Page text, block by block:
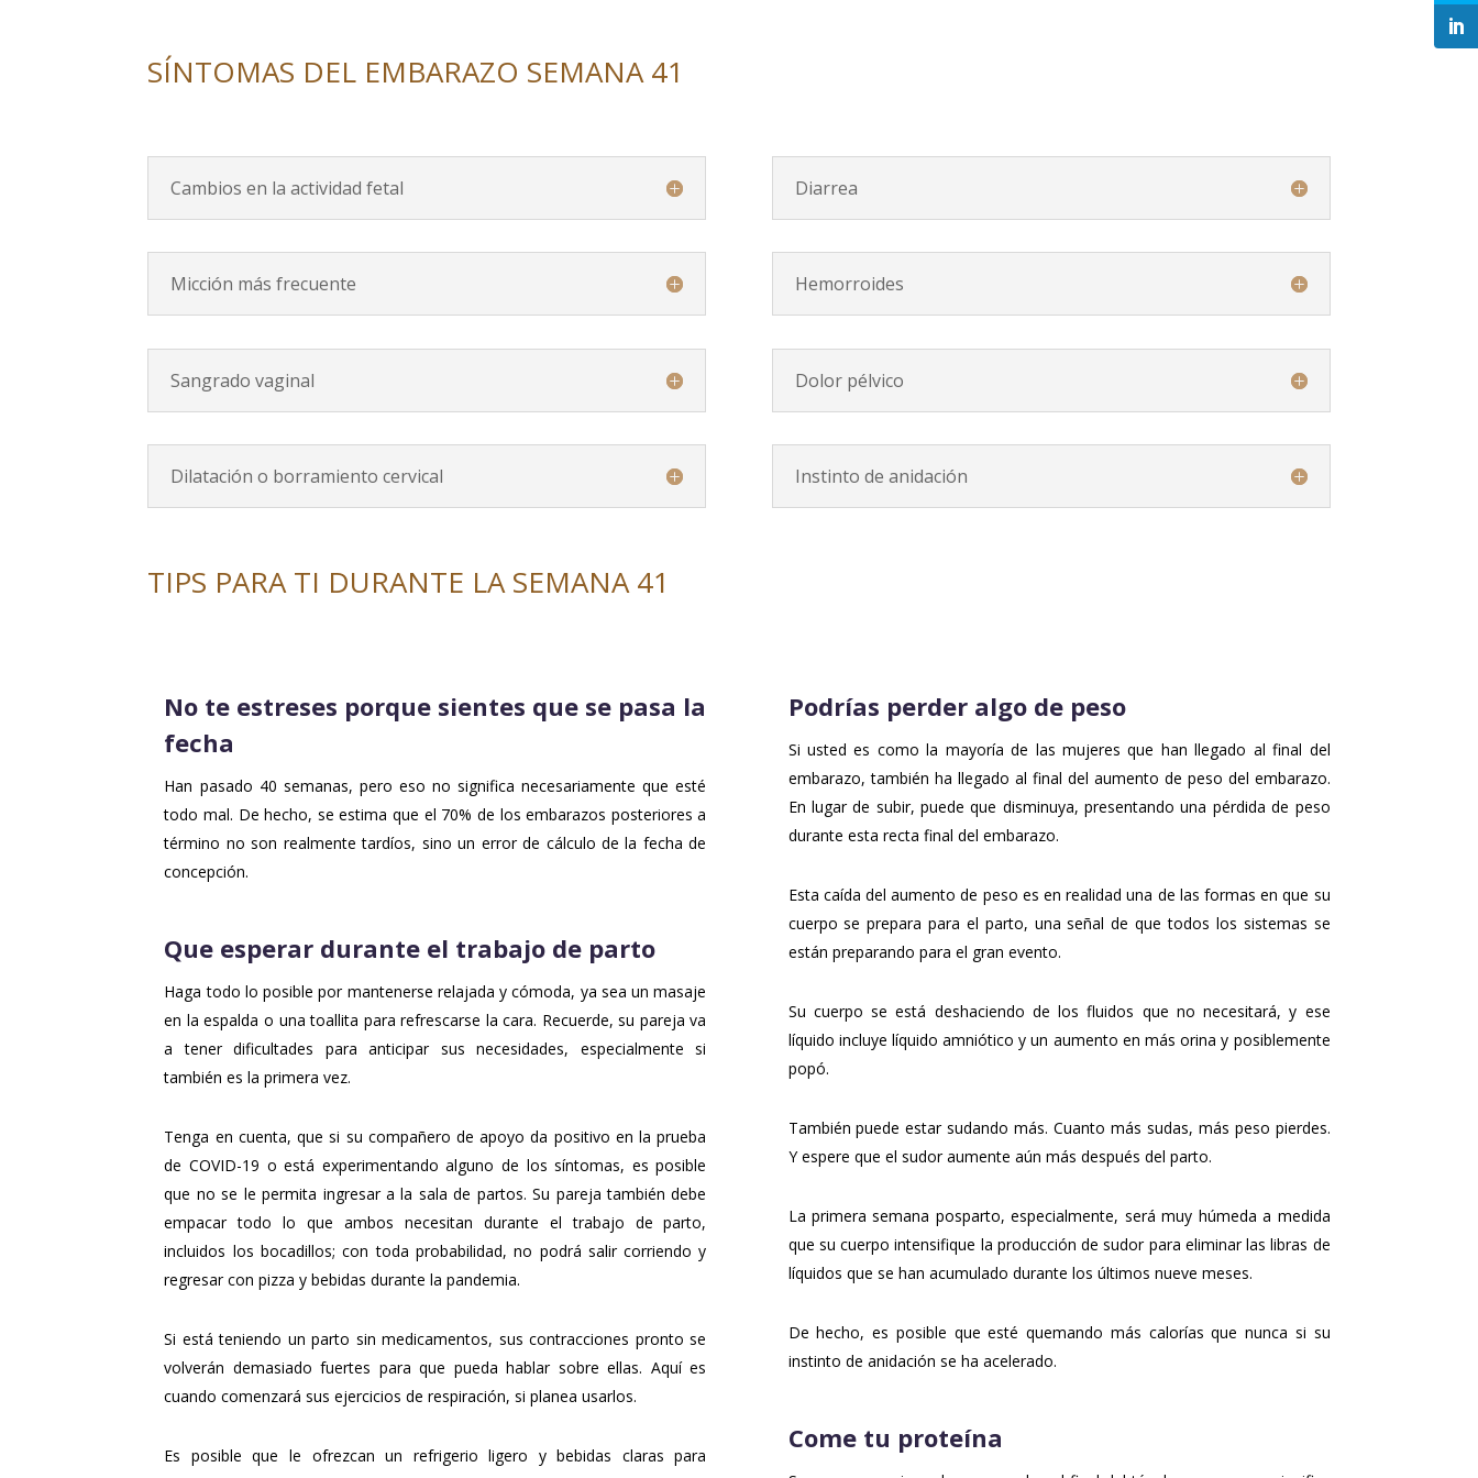
SÍNTOMAS DEL EMBARAZO SEMANA 41
Cambios en la actividad fetal
Micción más frecuente
Sangrado vaginal
Dilatación o borramiento cervical
Diarrea
Hemorroides
Dolor pélvico
Instinto de anidación
TIPS PARA TI DURANTE LA SEMANA 41
No te estreses porque sientes que se pasa la
fecha
Han pasado 40 semanas, pero eso no significa necesariamente que esté
todo mal. De hecho, se estima que el 70% de los embarazos posteriores a
término no son realmente tardíos, sino un error de cálculo de la fecha de
concepción.
Que esperar durante el trabajo de parto
Haga todo lo posible por mantenerse relajada y cómoda, ya sea un masaje
en la espalda o una toallita para refrescarse la cara. Recuerde, su pareja va
a tener dificultades para anticipar sus necesidades, especialmente si
también es la primera vez.
Tenga en cuenta, que si su compañero de apoyo da positivo en la prueba
de COVID-19 o está experimentando alguno de los síntomas, es posible
que no se le permita ingresar a la sala de partos. Su pareja también debe
empacar todo lo que ambos necesitan durante el trabajo de parto,
incluidos los bocadillos; con toda probabilidad, no podrá salir corriendo y
regresar con pizza y bebidas durante la pandemia.
Si está teniendo un parto sin medicamentos, sus contracciones pronto se
volverán demasiado fuertes para que pueda hablar sobre ellas. Aquí es
cuando comenzará sus ejercicios de respiración, si planea usarlos.
Es posible que le ofrezcan un refrigerio ligero y bebidas claras para
Podrías perder algo de peso
Si usted es como la mayoría de las mujeres que han llegado al final del
embarazo, también ha llegado al final del aumento de peso del embarazo.
En lugar de subir, puede que disminuya, presentando una pérdida de peso
durante esta recta final del embarazo.
Esta caída del aumento de peso es en realidad una de las formas en que su
cuerpo se prepara para el parto, una señal de que todos los sistemas se
están preparando para el gran evento.
Su cuerpo se está deshaciendo de los fluidos que no necesitará, y ese
líquido incluye líquido amniótico y un aumento en más orina y posiblemente
popó.
También puede estar sudando más. Cuanto más sudas, más peso pierdes.
Y espere que el sudor aumente aún más después del parto.
La primera semana posparto, especialmente, será muy húmeda a medida
que su cuerpo intensifique la producción de sudor para eliminar las libras de
líquidos que se han acumulado durante los últimos nueve meses.
De hecho, es posible que esté quemando más calorías que nunca si su
instinto de anidación se ha acelerado.
Come tu proteína